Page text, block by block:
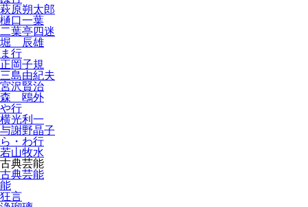
萩原朔太郎
樋口一葉
二葉亭四迷
堀 辰雄
ま行
正岡子規
三島由紀夫
宮沢賢治
森 鴎外
や行
横光利一
与謝野晶子
ら・わ行
若山牧水
古典芸能
古典芸能
能
狂言